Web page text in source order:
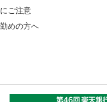
ご注意
めの方へ